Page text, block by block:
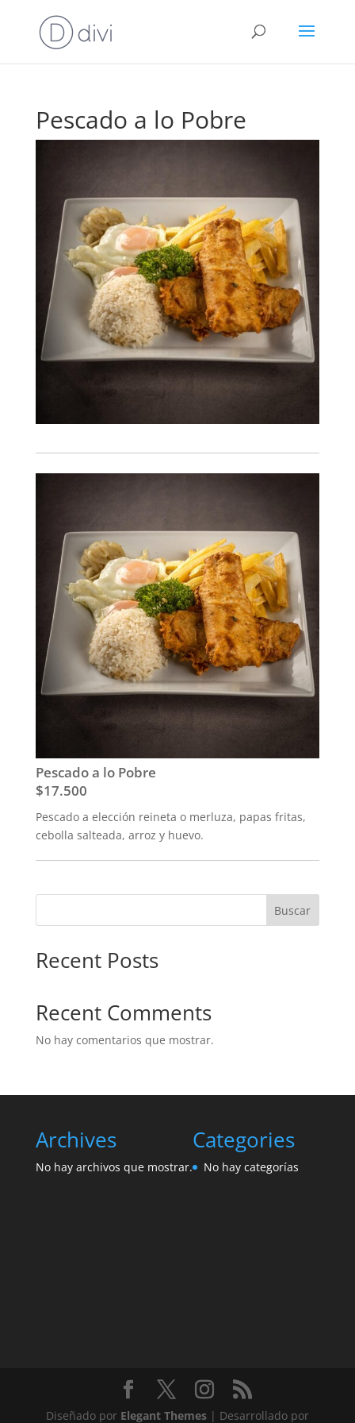
Pescado a lo Pobre
Pescado a lo Pobre
$17.500
Pescado a elección reineta o merluza, papas fritas,
cebolla salteada, arroz y huevo.
Buscar
Recent Posts
Recent Comments
No hay comentarios que mostrar.
Archives
No hay archivos que mostrar.
Categories
No hay categorías
Diseñado por Elegant Themes| Desarrollado por